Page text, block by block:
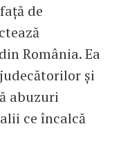
de
România. Ea
și
abuzuri
ce încalcă